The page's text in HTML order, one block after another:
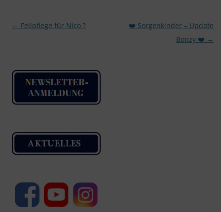
Beitragsnavigation
← Fellpflege für Nico ?
❤️ Sorgenkinder – Update
Bonzy ❤️ →